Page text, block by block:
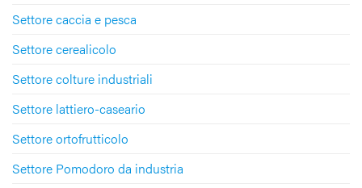
Settore caccia e pesca
Settore cerealicolo
Settore colture industriali
Settore lattiero-caseario
Settore ortofrutticolo
Settore Pomodoro da industria